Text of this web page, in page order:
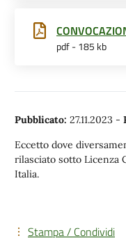
pdf - 185 kb
Pubblicato: 27.11.2023 -
Eccetto dove
rilasciato sotto Licenza
Italia.
Stampa / Condividi